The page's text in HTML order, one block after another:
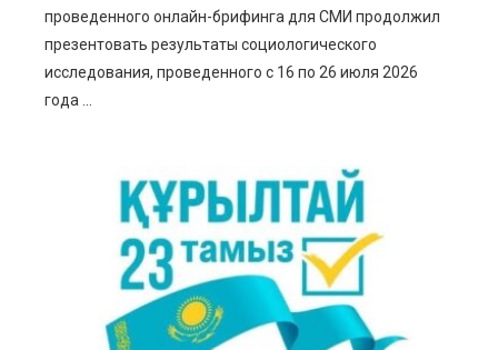
проведенного онлайн-брифинга для СМИ продолжил
презентовать результаты социологического
исследования, проведенного с 16 по 26 июля 2026
года ...